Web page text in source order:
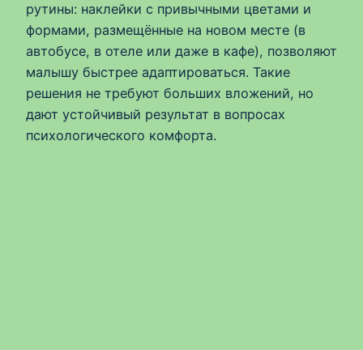
рутины: наклейки с привычными цветами и
формами, размещённые на новом месте (в
автобусе, в отеле или даже в кафе), позволяют
малышу быстрее адаптироваться. Такие
решения не требуют больших вложений, но
дают устойчивый результат в вопросах
психологического комфорта.